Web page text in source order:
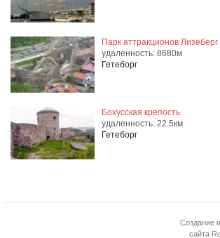
Парк аттракционов Лизеберг
удаленность: 8680м
Гетеборг
Бохусская крепость
удаленность: 22.5км
Гетеборг
Создание
сайта